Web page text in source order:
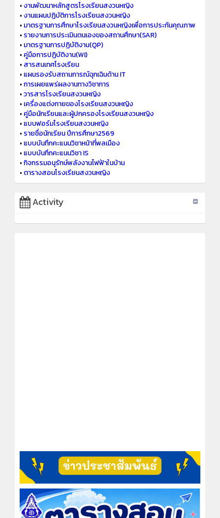
•งานพัฒนาหลักสูตรโรงเรียนสงวนหญิง
•งานแผนปฏิบัติการโรงเรียนสงวนหญิง
• มาตรฐานการศึกษาโรงเรียนสงวนหญิงเพื่อการประกันคุณภาพ
• รายงานการประเมินตนเองของสถานศึกษา(SAR)
• มาตรฐานการปฏิบัติงาน(QP)
• คู่มือการปฏิบัติงาน(WI)
• สารสนเทศโรงเรียน
• แผนรองรับสถานการณ์ฉุกเฉินด้าน IT
•การเผยแพร่ผลงานทางวิชาการ
•วารสารโรงเรียนสงวนหญิง
• เครื่องแต่งกายของโรงเรียนสงวนหญิง
• คู่มือนักเรียนและผู้ปกครองโรงเรียนสงวนหญิง
• แบบฟอร์มโรงเรียนสงวนหญิง
• รายชื่อนักเรียน ปีการศึกษา2569
• แบบบันทึกคะแนนวิชาหน้าที่พลเมือง
• แบบบันทึกคะแนนวิชา IS
•กิจกรรมอนุรักษ์พลังงานไฟฟ้าในบ้าน
• ตารางสอนโรงเรียนสงวนหญิง
Activity